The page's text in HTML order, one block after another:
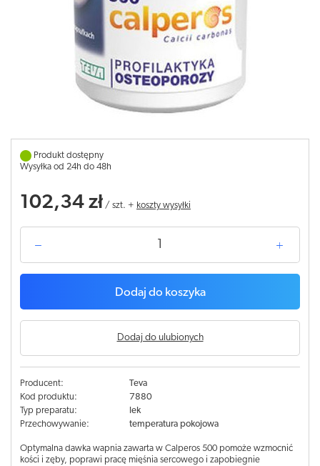
Produkt dostępny
Wysyłka od 24h do 48h
102,34 zł / szt. + koszty wysyłki
Dodaj do koszyka
Dodaj do ulubionych
Producent:
Teva
Kod produktu:
7880
Typ preparatu:
lek
Przechowywanie:
temperatura pokojowa
Optymalna dawka wapnia zawarta w Calperos 500 pomoże wzmocnić
kości i zęby, poprawi pracę mięśnia sercowego i zapobiegnie